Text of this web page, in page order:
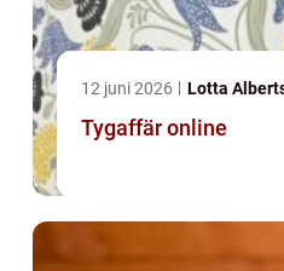
12 juni 2026 Lotta
Tygaffär online